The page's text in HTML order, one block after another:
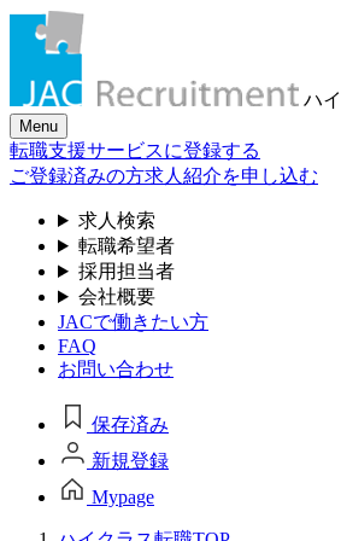
ハ
Menu
転職支援サービスに登録する
ご登録済みの方求人紹介を申し込む
求人検索
転職希望者
採用担当者
会社概要
JACで働きたい方
FAQ
お問い合わせ
保存済み
新規登録
Mypage